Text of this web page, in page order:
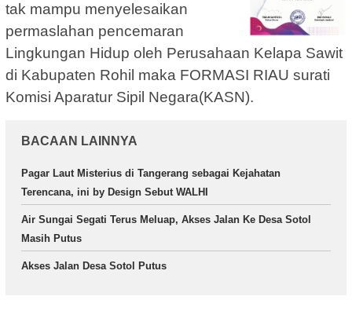
tak mampu menyelesaikan
permaslahan pencemaran
Lingkungan Hidup oleh Perusahaan Kelapa Sawit
di Kabupaten Rohil maka FORMASI RIAU surati
Komisi Aparatur Sipil Negara(KASN).
BACAAN LAINNYA
Pagar Laut Misterius di Tangerang sebagai Kejahatan
Terencana, ini by Design Sebut WALHI
Air Sungai Segati Terus Meluap, Akses Jalan Ke Desa Sotol
Masih Putus
Akses Jalan Desa Sotol Putus